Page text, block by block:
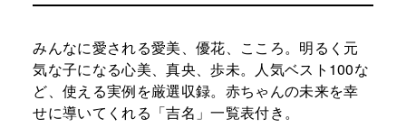
みんなに愛される愛美、優花、こころ。明るく元
気な子になる心美、真央、歩未。人気ベスト100な
ど、使える実例を厳選収録。赤ちゃんの未来を幸
せに導いてくれる「吉名」一覧表付き。